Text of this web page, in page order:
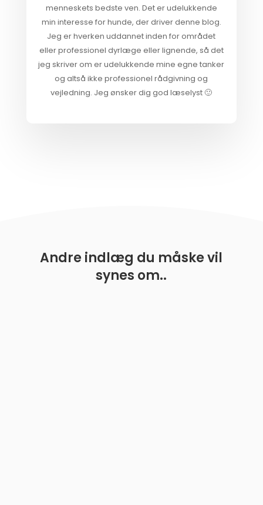
menneskets bedste ven. Det er udelukkende
min interesse for hunde, der driver denne blog.
Jeg er hverken uddannet inden for området
eller professionel dyrlæge eller lignende, så det
jeg skriver om er udelukkende mine egne tanker
og altså ikke professionel rådgivning og
vejledning. Jeg ønsker dig god læselyst 🙂
Andre indlæg du måske vil
synes om..